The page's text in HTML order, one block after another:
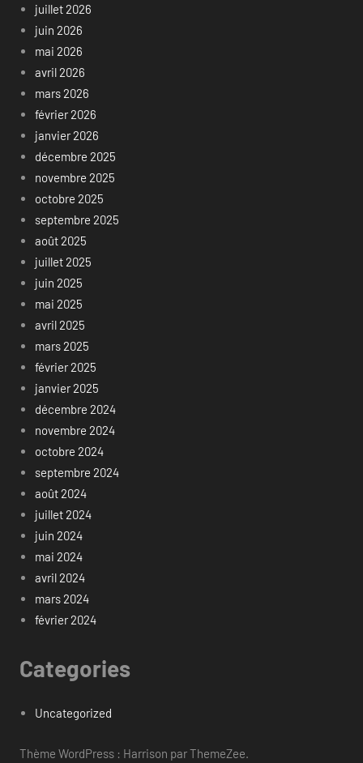
juillet 2026
juin 2026
mai 2026
avril 2026
mars 2026
février 2026
janvier 2026
décembre 2025
novembre 2025
octobre 2025
septembre 2025
août 2025
juillet 2025
juin 2025
mai 2025
avril 2025
mars 2025
février 2025
janvier 2025
décembre 2024
novembre 2024
octobre 2024
septembre 2024
août 2024
juillet 2024
juin 2024
mai 2024
avril 2024
mars 2024
février 2024
Categories
Uncategorized
Thème WordPress : Harrison par ThemeZee.